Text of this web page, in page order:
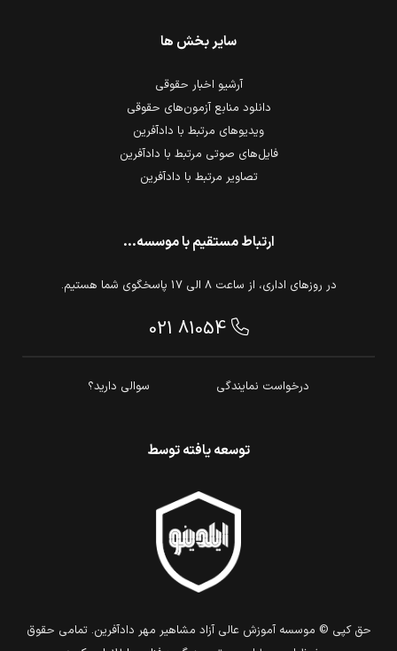
ارتباط مستقیم با موسسه...
در روزهای اداری، از ساعت 8 الی 17 پاسخگوی شما هستیم.
021 81054
درخواست نمایندگی سوالی دارید؟
سایر بخش ها
آرشیو اخبار حقوقی
دانلود منابع آزمون‌های حقوقی
ویدیوهای مرتبط با دادآفرین
فایل‌های صوتی مرتبط با دادآفرین
تصاویر مرتبط با دادآفرین
توسعه یافته توسط
حق كپي © موسسه آموزش عالی آزاد مشاهیر مهر دادآفرین. تمامي حقوق